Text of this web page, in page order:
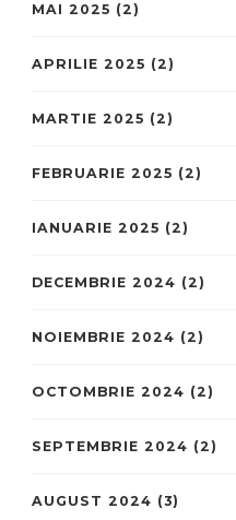
MAI 2025 (2)
APRILIE 2025 (2)
MARTIE 2025 (2)
FEBRUARIE 2025 (2)
IANUARIE 2025 (2)
DECEMBRIE 2024 (2)
NOIEMBRIE 2024 (2)
OCTOMBRIE 2024 (2)
SEPTEMBRIE 2024 (2)
AUGUST 2024 (3)